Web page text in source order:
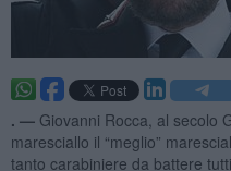
. — Giovanni Rocca, al secolo
maresciallo il “meglio”
tanto carabiniere da battere